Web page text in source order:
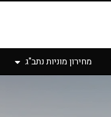
מחירון מוניות נתב"ג